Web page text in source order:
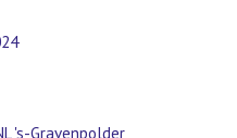
's-Gravenpolder